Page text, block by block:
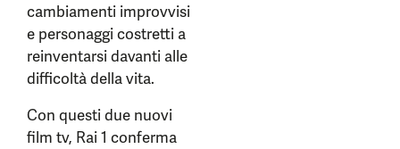
cambiamenti improvvisi
e personaggi costretti a
reinventarsi davanti alle
difficoltà della vita.
Con questi due nuovi
film tv, Rai 1 conferma